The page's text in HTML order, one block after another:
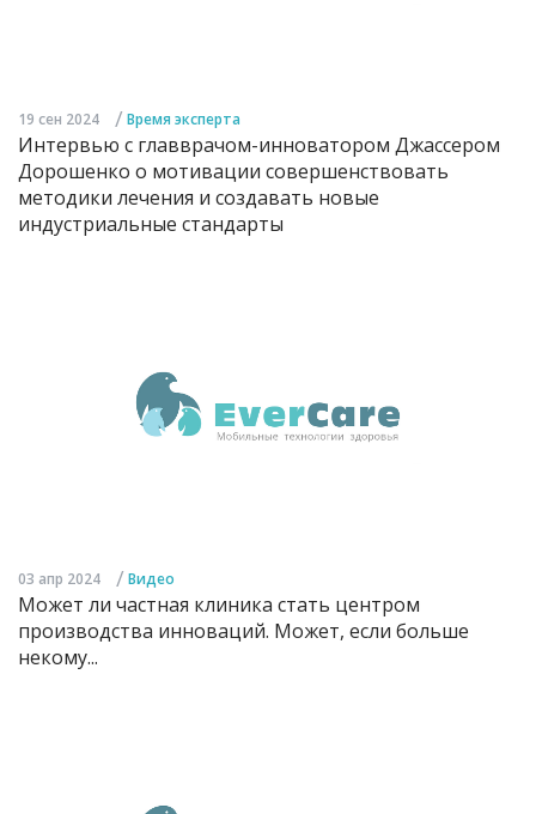
19 сен 2024 / Время эксперта
Интервью с главврачом-инноватором Джассером
Дорошенко о мотивации совершенствовать
методики лечения и создавать новые
индустриальные стандарты
03 апр 2024 / Видео
Может ли частная клиника стать центром
производства инноваций. Может, если больше
некому...